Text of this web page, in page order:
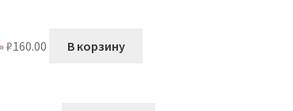
₽160.00 В корзину